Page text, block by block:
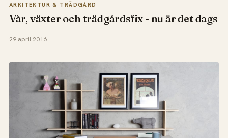
ARKITEKTUR & TRÄDGÅRD
Vår, växter och trädgårdsfix - nu är det dags
29 april 2016